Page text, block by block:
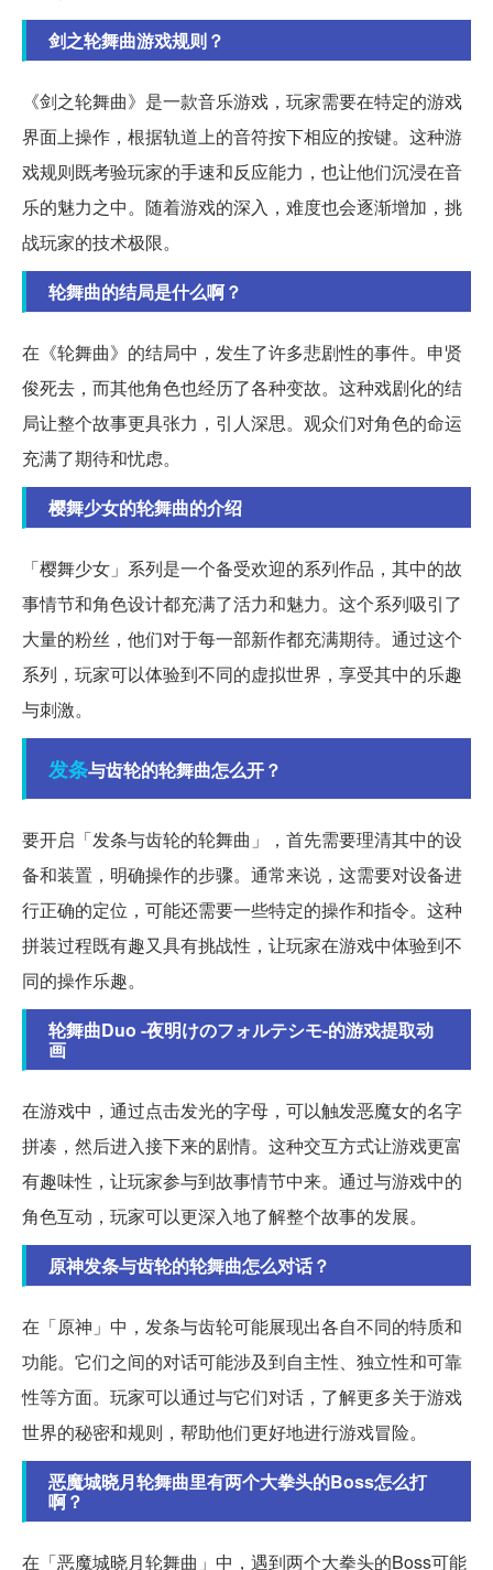
剑之轮舞曲游戏规则？
《剑之轮舞曲》是一款音乐游戏，玩家需要在特定的游戏
界面上操作，根据轨道上的音符按下相应的按键。这种游
戏规则既考验玩家的手速和反应能力，也让他们沉浸在音
乐的魅力之中。随着游戏的深入，难度也会逐渐增加，挑
战玩家的技术极限。
轮舞曲的结局是什么啊？
在《轮舞曲》的结局中，发生了许多悲剧性的事件。申贤
俊死去，而其他角色也经历了各种变故。这种戏剧化的结
局让整个故事更具张力，引人深思。观众们对角色的命运
充满了期待和忧虑。
樱舞少女的轮舞曲的介绍
「樱舞少女」系列是一个备受欢迎的系列作品，其中的故
事情节和角色设计都充满了活力和魅力。这个系列吸引了
大量的粉丝，他们对于每一部新作都充满期待。通过这个
系列，玩家可以体验到不同的虚拟世界，享受其中的乐趣
与刺激。
发条与齿轮的轮舞曲怎么开？
要开启「发条与齿轮的轮舞曲」，首先需要理清其中的设
备和装置，明确操作的步骤。通常来说，这需要对设备进
行正确的定位，可能还需要一些特定的操作和指令。这种
拼装过程既有趣又具有挑战性，让玩家在游戏中体验到不
同的操作乐趣。
轮舞曲Duo -夜明けのフォルテシモ-的游戏提取动
画
在游戏中，通过点击发光的字母，可以触发恶魔女的名字
拼凑，然后进入接下来的剧情。这种交互方式让游戏更富
有趣味性，让玩家参与到故事情节中来。通过与游戏中的
角色互动，玩家可以更深入地了解整个故事的发展。
原神发条与齿轮的轮舞曲怎么对话？
在「原神」中，发条与齿轮可能展现出各自不同的特质和
功能。它们之间的对话可能涉及到自主性、独立性和可靠
性等方面。玩家可以通过与它们对话，了解更多关于游戏
世界的秘密和规则，帮助他们更好地进行游戏冒险。
恶魔城晓月轮舞曲里有两个大拳头的Boss怎么打
啊？
在「恶魔城晓月轮舞曲」中，遇到两个大拳头的Boss可能